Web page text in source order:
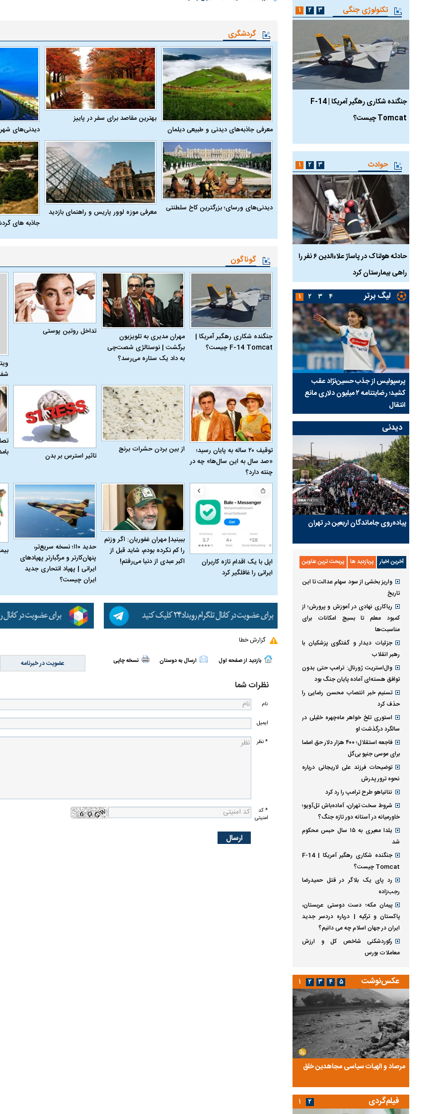
گردشگری
معرفی جاذبه‌های دیدنی و طبیعی دیلمان
بهترین مقاصد برای سفر در پاییز
دیدنی‌های
دیدنی‌های ورسای؛ بزرگترین کاخ سلطنتی
معرفی موزه لوور پاریس و راهنمای بازدید
جاذبه های
گوناگون
جنگنده شکاری رهگیر آمریکا |
F-14 Tomcat چیست؟
مهران مدیری به تلویزیون
برگشت | نوستالژی شصت‌چی
به داد یک ستاره می‌رسد؟
تداخل روتین پوستی
توقیف ۲۰ ساله به پایان رسید؛
«صد سال به این سال‌ها» چه در
چنته دارد؟
از بین بردن حشرات برنج
تاثیر استرس بر بدن
اپل با یک اقدام تازه کاربران
ایرانی را غافلگیر کرد
ببینید| مهران غفوریان: اگر وزنم
را کم نکرده بودم، شاید قبل از
اکبر عبدی از دنیا می‌رفتم!
حدید ۱۱۰؛ نسخه سریع‌تر،
پنهان‌کارتر و مرگبارتر پهپادهای
ایرانی | پهپاد انتحاری جدید
ایران چیست؟
گزارش خطا
بازدید از صفحه اول ارسال به دوستان نسخه چاپی عضویت در خبرنامه
نظرات شما
نام
ایمیل
* نظر
* کد
امنیتی
تکنولوژی جنگی
جنگنده شکاری رهگیر آمریکا | F-14
Tomcat چیست؟
حدید ۱۱۰؛ نسخه سریع‌تر، پنهان‌کارتر و
مرگبارتر پهپادهای ایرانی | پهپاد انتحاری
جدید ایران چیست؟
هواپیمای مرموز E-11A BACN چیست؟
Tomcat چیست؟
۱ ۲ ۳
حوادث
حادثه هولناک در پاساژ علاءالدین ۶ نفر را
راهی بیمارستان کرد
ردپای سیاست در یک جنایت مرموز؛
ماجرای قتل مداح معروف چیست؟
شدند؛ از تزریق فیلر تا جراحی پلک
راهی بیمارستان
۱ ۲ ۳
لیگ برتر
پرسپولیس از جذب حسین‌نژاد عقب
کشید؛ رضایتنامه ۲ میلیون دلاری مانع
انتقال
برگزار می‌شود
پرسپولیس لو رفت
دو خرید جدید
امضای قرارداد
۱ ۲ ۳ ۴
دیدنی
پیاده‌روی جاماندگان اربعین در تهران
آخرین اخبار پربازدید ها پربحث ترین عناوین
واریز بخشی از سود سهام عدالت تا این
تاریخ
ریاکاری نهادی در آموزش و پرورش؛ از
کمبود معلم تا بسیج امکانات برای
مناسبت‌ها
جزئیات دیدار و گفتگوی پزشکیان با
رهبر انقلاب
وال‌استریت ژورنال: ترامپ حتی بدون
توافق هسته‌ای آماده پایان جنگ بود
تسنیم خبر انتصاب محسن رضایی را
حذف کرد
استوری تلخ خواهر ماه‌چهره خلیلی در
سالگرد درگذشت او
فاجعه استقلال؛ ۴۰۰ هزار دلار حق امضا
برای موسی جنپو بی‌گل
توضیحات فرزند علی لاریجانی درباره
نحوه ترور پدرش
نتانیاهو طرح ترامپ را رد کرد
شروط سخت تهران، آماده‌باش تل‌آویو؛
خاورمیانه در آستانه دور تازه جنگ؟
یلدا معیری به ۱۵ سال حبس محکوم
شد
جنگنده شکاری رهگیر آمریکا | F-14
Tomcat چیست؟
رد پای یک بلاگر در قتل حمیدرضا
رجب‌زاده
پیمان مکه؛ دست دوستی عربستان،
پاکستان و ترکیه | درباره دردسر جدید
ایران در جهان اسلام چه می دانیم؟
رکوردشکنی شاخص کل و ارزش
معاملات بورس
عکس‌نوشت
مرصاد و الهیات سیاسی مجاهدین خلق
۱ ۲ ۳ ۴ ۵
فیلم‌گردی ۱ ۲